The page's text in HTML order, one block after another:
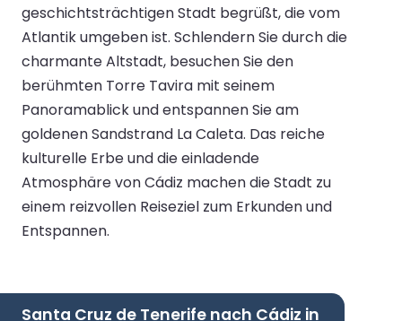
geschichtsträchtigen Stadt begrüßt, die vom
Atlantik umgeben ist. Schlendern Sie durch die
charmante Altstadt, besuchen Sie den
berühmten Torre Tavira mit seinem
Panoramablick und entspannen Sie am
goldenen Sandstrand La Caleta. Das reiche
kulturelle Erbe und die einladende
Atmosphäre von Cádiz machen die Stadt zu
einem reizvollen Reiseziel zum Erkunden und
Entspannen.
Santa Cruz de Tenerife nach Cádiz in